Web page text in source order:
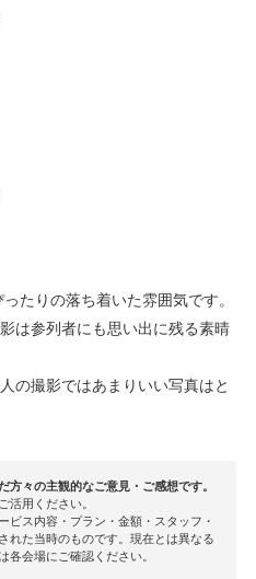
たりの落ち着いた雰囲気です。
は参列者にも思い出に残る素晴
の撮影ではあまりいい写真はと
方々の主観的なご意見・ご感想です。
活用ください。
ビス内容・プラン・金額・スタッフ・
れた当時のものです。現在とは異なる
各会場にご確認ください。